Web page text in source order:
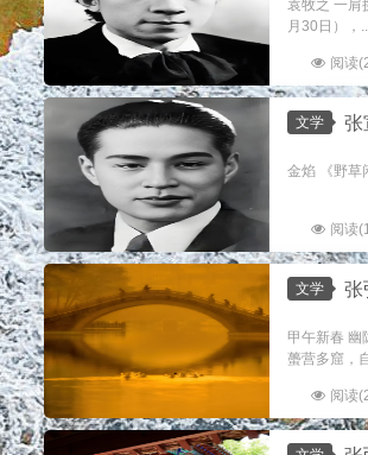
袁牧之 一肩
月30日），
阅读
文学 张
金焰 《野草
阅读
文学 张
甲午新春 幽
蠆营多窟，
阅读